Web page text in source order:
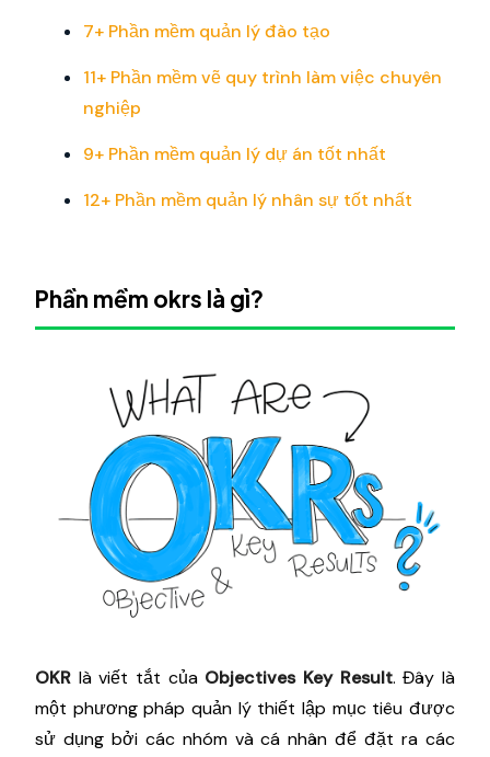
7+ Phần mềm quản lý đào tạo
11+ Phần mềm vẽ quy trình làm việc chuyên
nghiệp
9+ Phần mềm quản lý dự án tốt nhất
12+ Phần mềm quản lý nhân sự tốt nhất
Phần mềm okrs là gì?
OKR là viết tắt của Objectives Key Result. Đây là
một phương pháp quản lý thiết lập mục tiêu được
sử dụng bởi các nhóm và cá nhân để đặt ra các